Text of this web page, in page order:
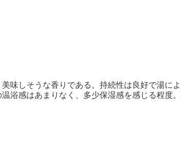
味しそうな香りである。持続性は良好で湯に
浴感はあまりなく、多少保湿感を感じる程度